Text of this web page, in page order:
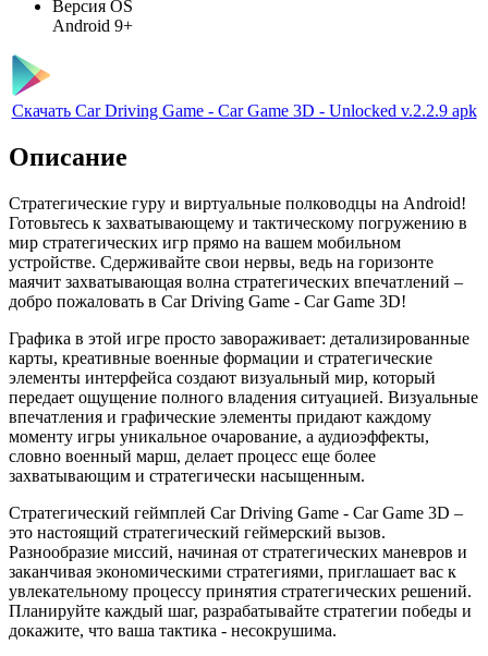
Версия OS
Android 9+
Скачать Car Driving Game - Car Game 3D - Unlocked v.2.2.9 apk
Описание
Стратегические гуру и виртуальные полководцы на Android!
Готовьтесь к захватывающему и тактическому погружению в
мир стратегических игр прямо на вашем мобильном
устройстве. Сдерживайте свои нервы, ведь на горизонте
маячит захватывающая волна стратегических впечатлений –
добро пожаловать в Car Driving Game - Car Game 3D!
Графика в этой игре просто завораживает: детализированные
карты, креативные военные формации и стратегические
элементы интерфейса создают визуальный мир, который
передает ощущение полного владения ситуацией. Визуальные
впечатления и графические элементы придают каждому
моменту игры уникальное очарование, а аудиоэффекты,
словно военный марш, делает процесс еще более
захватывающим и стратегически насыщенным.
Стратегический геймплей Car Driving Game - Car Game 3D –
это настоящий стратегический геймерский вызов.
Разнообразие миссий, начиная от стратегических маневров и
заканчивая экономическими стратегиями, приглашает вас к
увлекательному процессу принятия стратегических решений.
Планируйте каждый шаг, разрабатывайте стратегии победы и
докажите, что ваша тактика - несокрушима.